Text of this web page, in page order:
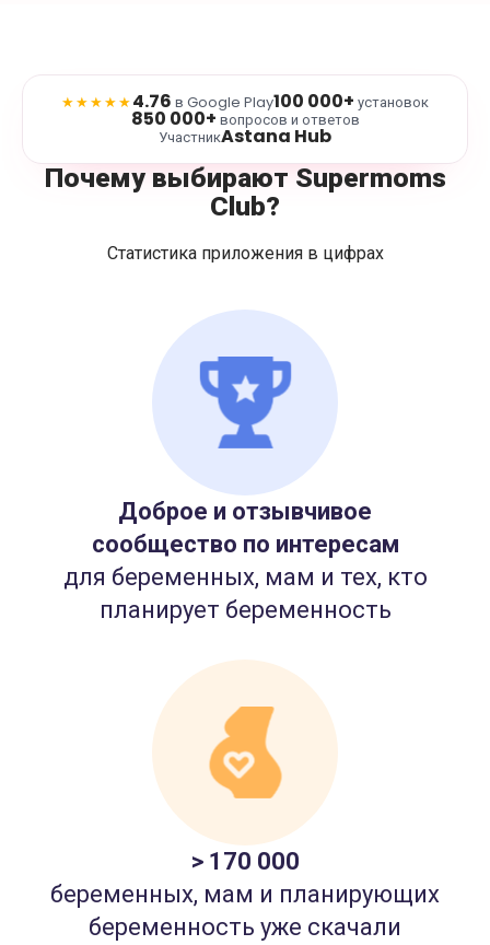
★★★★★4.76 в Google Play100 000+ установок
850 000+ вопросов и ответов
УчастникAstana Hub
Почему выбирают Supermoms
Club?
Статистика приложения в цифрах
Доброе и отзывчивое
сообщество по интересам
для беременных, мам и тех, кто
планирует беременность
> 170 000
беременных, мам и планирующих
беременность уже скачали